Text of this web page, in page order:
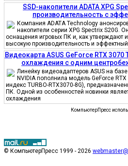
SSD-накопители ADATA XPG
производительность с
Компания ADATA Technology
накопители серии XPG Spectrix S20G.
оснащения игровых ПК и, как утверждают
высокую производительность и
Видеокарта ASUS GeForce RTX
охлаждения с одним
Линейку видеоадаптеров ASUS на
NVIDIA пополнила модель GeForce
индекс TURBO-RTX3070-8G),
ПК. Одной из особенностей новинки
охлаждения
КомпьютерПресс
© КомпьютерПресс 1999 - 2026